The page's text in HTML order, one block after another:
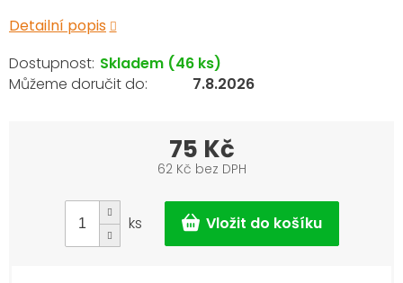
Detailní popis
Skladem (46 ks)
7.8.2026
75 Kč
62 Kč bez DPH
cena:
ks